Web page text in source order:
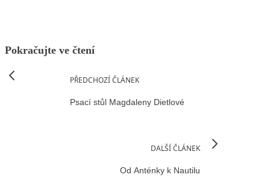
Pokračujte ve čtení
PŘEDCHOZÍ ČLÁNEK
Psací stůl Magdaleny Dietlové
DALŠÍ ČLÁNEK
Od Anténky k Nautilu